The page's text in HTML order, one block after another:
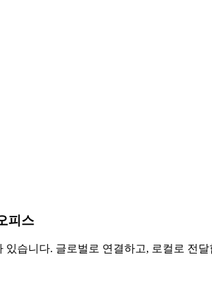
피스
있습니다. 글로벌로 연결하고, 로컬로 전달